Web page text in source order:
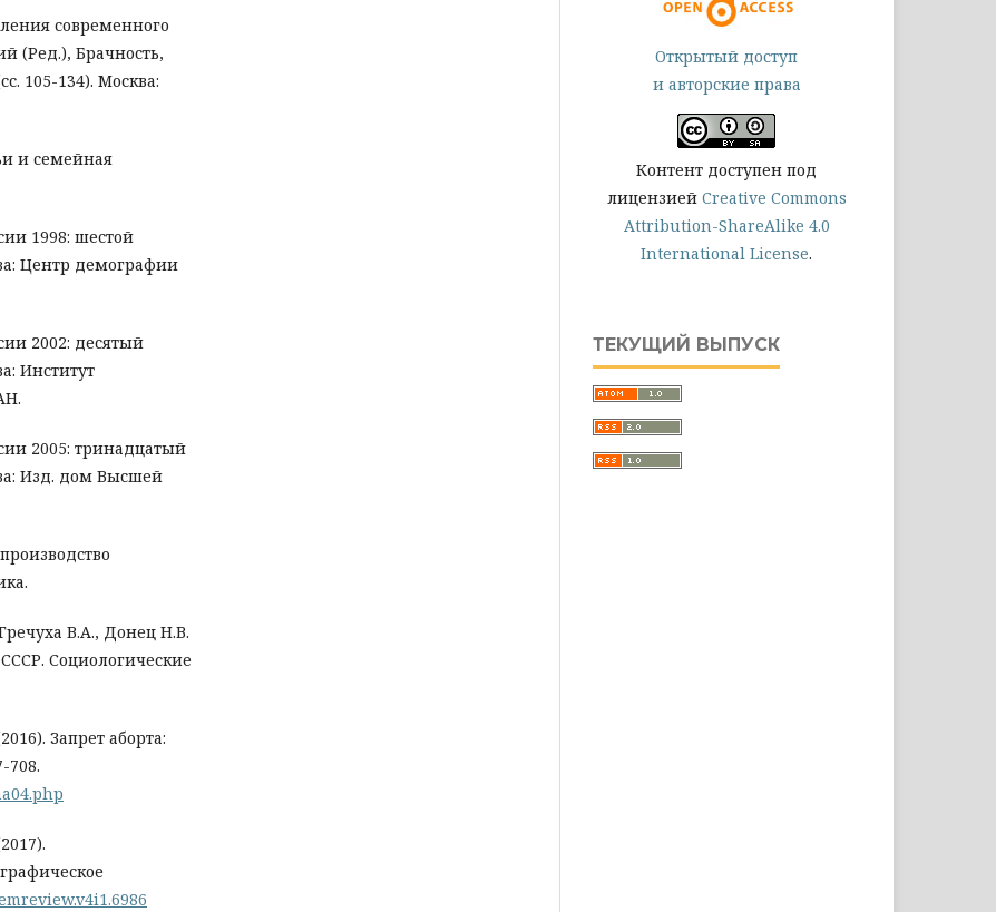
современного
(Ред.), Брачность,
105-134). Москва:
и семейная
1998: шестой
Центр демографии
2002: десятый
Институт
2005: тринадцатый
Изд. дом Высшей
В.А., Донец Н.В.
Социологические
Запрет аборта:
708.
Открытый доступ
и авторские права
Контент доступен под
лицензией Creative Commons
Attribution-ShareAlike 4.0
International License.
ТЕКУЩИЙ ВЫПУСК